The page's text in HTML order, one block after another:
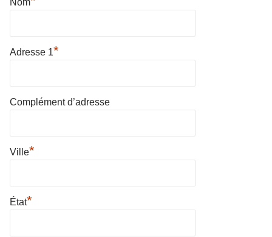
Adresse 1*
Complément d’adresse
Ville*
État*